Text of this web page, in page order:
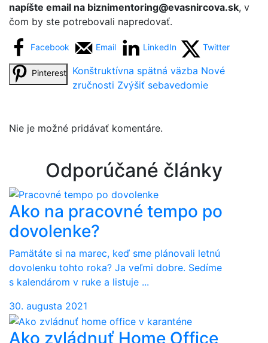
napíšte email na biznimentoring@evasnircova.sk, v
čom by ste potrebovali napredovať.
Facebook Email LinkedIn Twitter
Pinterest Konštruktívna spätná väzba Nové
zručnosti Zvýšiť sebavedomie
Nie je možné pridávať komentáre.
Odporúčané články
Ako na pracovné tempo po
dovolenke?
Pamätáte si na marec, keď sme plánovali letnú
dovolenku tohto roka? Ja veľmi dobre. Sedíme
s kalendárom v ruke a listuje ...
30. augusta 2021
Ako zvládnuť Home Office